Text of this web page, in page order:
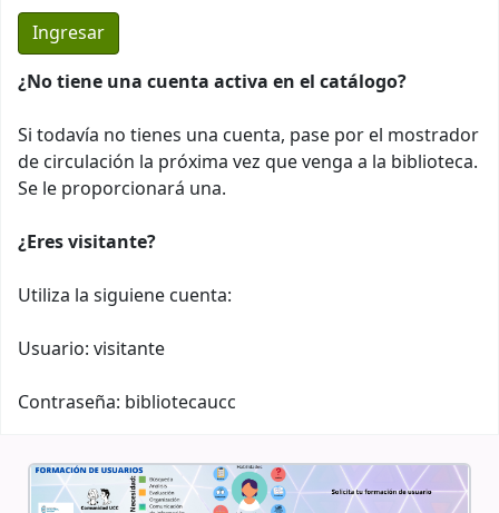
¿No tiene una cuenta activa en el catálogo?
Si todavía no tienes una cuenta, pase por el mostrador
de circulación la próxima vez que venga a la biblioteca.
Se le proporcionará una.
¿Eres visitante?
Utiliza la siguiene cuenta:
Usuario: visitante
Contraseña: bibliotecaucc